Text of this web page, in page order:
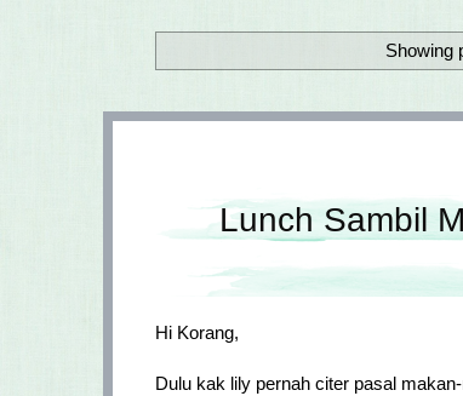
Showing
Lunch Sambil
Hi Korang,
Dulu kak lily pernah citer pasal